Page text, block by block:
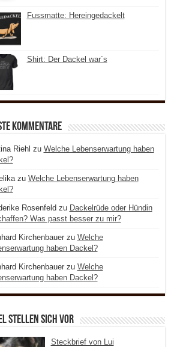
Fussmatte: Hereingedackelt
Shirt: Der Dackel war´s
Kommentare
Riehl zu Welche Lebenserwartung haben
zu Welche Lebenserwartung haben
Rosenfeldzu Dackelrüde oder Hündin
Was passt besser zu mir?
Kirchenbauerzu Welche
haben Dackel?
Kirchenbauerzu Welche
haben Dackel?
stellen sich vor
Steckbrief von Lui